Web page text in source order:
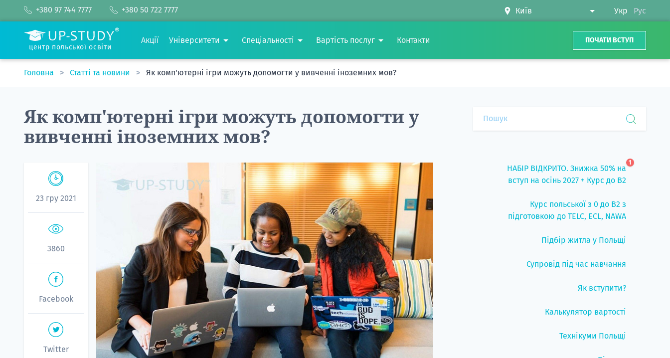
+380 97 744 7777 +380 50 722 7777 Укр Рус
центр польської освіти
Акції Університети Спеціальності Вартість послуг Контакти ПОЧАТИ ВСТУП
Головна Статті та новини Як комп'ютерні ігри можуть допомогти у вивченні іноземних мов?
Як комп'ютерні ігри можуть допомогти у
вивченні іноземних мов?
23 гру 2021
3860
Facebook
Twitter
НАБІР ВІДКРИТО. Знижка 50% на
вступ на осінь 2027 + Курс до B2
1
Курс польської з 0 до B2 з
підготовкою до TELC, ECL, NAWA
Підбір житла у Польщі
Супровід під час навчання
Як вступити?
Калькулятор вартості
Технікуми Польщі